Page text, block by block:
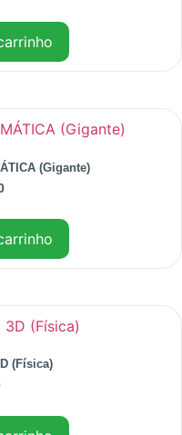
(Gigante)
(Física)